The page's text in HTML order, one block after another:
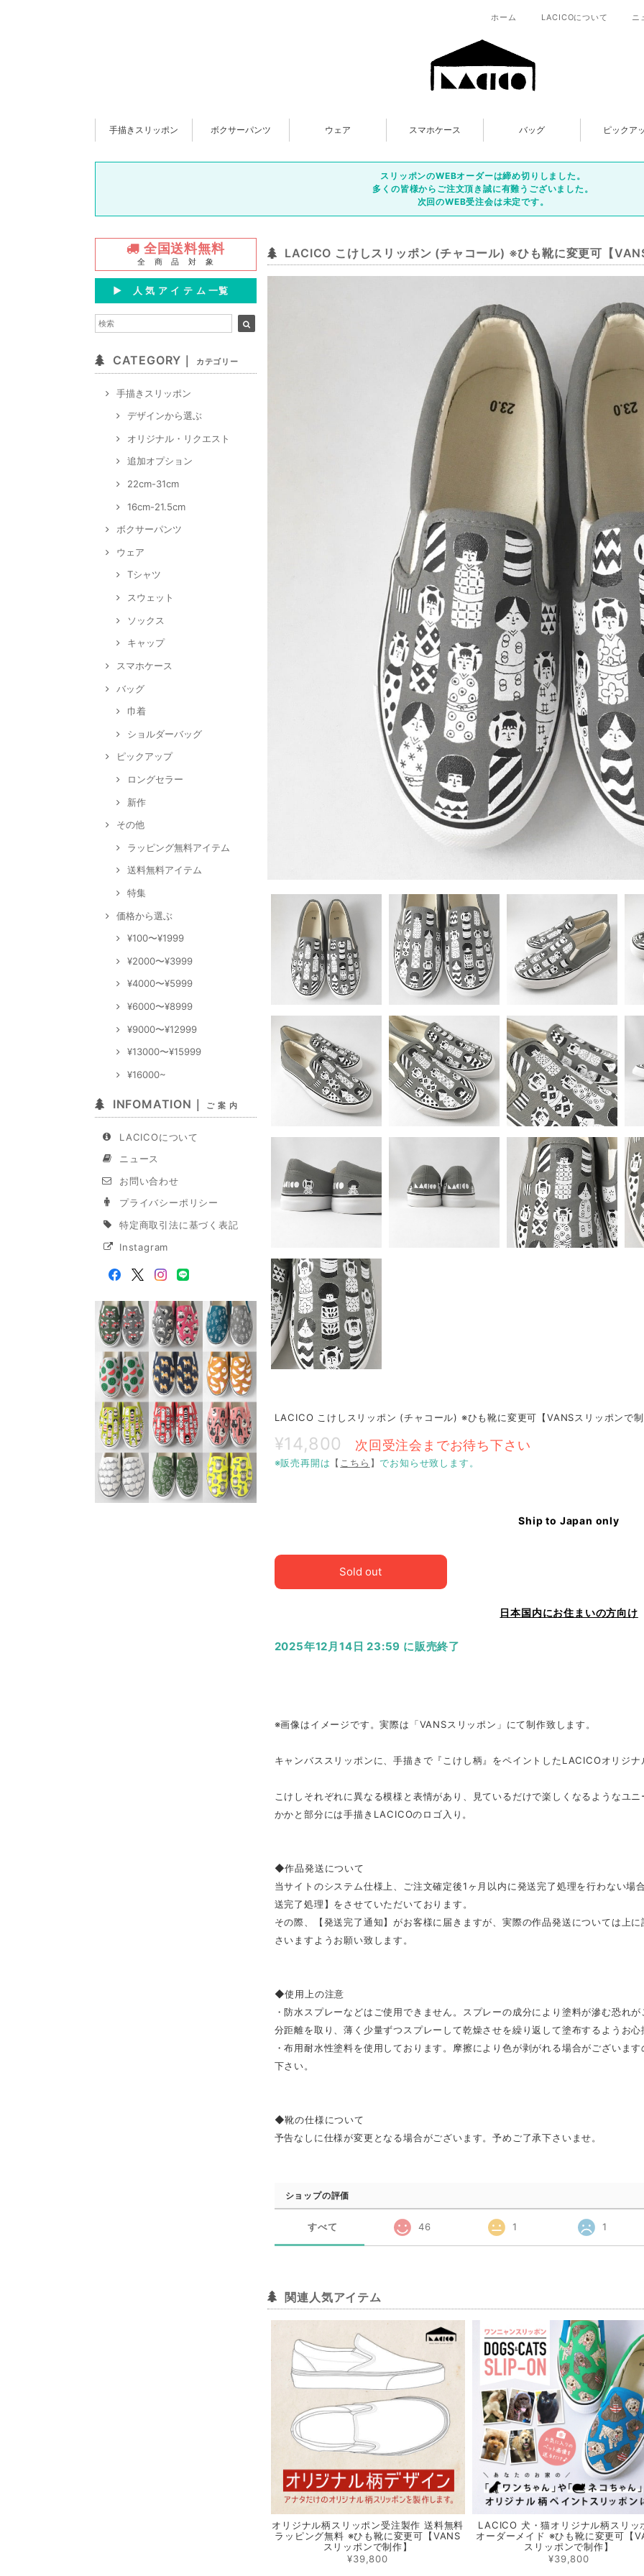
ホーム LACICOについて ニ
手描きスリッポン ボクサーパンツ ウェア スマホケース バッグ ピックア
スリッポンのWEBオーダーは締め切りしました。
多くの皆様からご注文頂き誠に有難うございました。
次回のWEB受注会は未定です。
全国送料無料
全 商 品 対 象
▶︎ 人 気 ア イ テ ム 一覧
CATEGORY｜ カテゴリー
手描きスリッポン
デザインから選ぶ
オリジナル・リクエスト
追加オプション
22cm-31cm
16cm-21.5cm
ボクサーパンツ
ウェア
Tシャツ
スウェット
ソックス
キャップ
スマホケース
バッグ
巾着
ショルダーバッグ
ピックアップ
ロングセラー
新作
その他
ラッピング無料アイテム
送料無料アイテム
特集
価格から選ぶ
¥100〜¥1999
¥2000〜¥3999
¥4000〜¥5999
¥6000〜¥8999
¥9000〜¥12999
¥13000〜¥15999
¥16000~
INFOMATION｜ ご 案 内
LACICOについて
ニュース
お問い合わせ
プライバシーポリシー
特定商取引法に基づく表記
Instagram
LACICO こけしスリッポン (チャコール) ※ひも靴に変更可【
LACICO こけしスリッポン (チャコール) ※ひも靴に変更可【VANSスリッポンで
¥14,800 次回受注会までお待ち下さい
※販売再開は 【 こちら 】でお知らせ致します。
Ship to Japan only
Sold out
日本国内にお住まいの方向け
2025年12月14日 23:59 に販売終了
※画像はイメージです。実際は「VANSスリッポン」にて制作致します。
キャンバススリッポンに、手描きで『こけし柄』をペイントしたLACICOオリジ
こけしそれぞれに異なる模様と表情があり、見ているだけで楽しくなるようなユ
かかと部分には手描きLACICOのロゴ入り。
◆作品発送について
当サイトのシステム仕様上、ご注文確定後1ヶ月以内に発送完了処理を行わない場
送完了処理】をさせていただいております。
その際、【発送完了通知】がお客様に届きますが、実際の作品発送については上
さいますようお願い致します。
◆使用上の注意
・防水スプレーなどはご使用できません。スプレーの成分により塗料が滲む恐れ
分距離を取り、薄く少量ずつスプレーして乾燥させを繰り返して塗布するようお
・布用耐水性塗料を使用しております。摩擦により色が剥がれる場合がございま
下さい。
◆靴の仕様について
予告なしに仕様が変更となる場合がございます。予めご了承下さいませ。
ショップの評価
すべて 46 1 1
関連人気アイテム
オリジナル柄スリッポン受注製作 送料無料
ラッピング無料 ※ひも靴に変更可【VANS
スリッポンで制作】
¥39,800
LACICO 犬・猫オリジナル柄スリッ
オーダーメイド ※ひも靴に変更可【
スリッポンで制作】
¥39,800